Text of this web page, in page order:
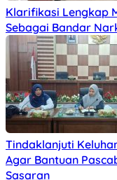
Klarifikasi Lengkap
Sebagai Bandar
Tindaklanjuti
Agar Bantuan
Sasaran